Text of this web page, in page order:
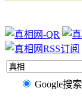
Google搜索